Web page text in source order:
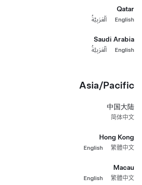
Qatar
English اَلْعَرَبِيَّةُ
Saudi Arabia
English اَلْعَرَبِيَّةُ
Asia/Pacific
中国大陆
简体中文
Hong Kong
繁體中文
English
Macau
繁體中文
English
ומיקרו-אדריכלי ותוך סחיטת המקסימום מביצועי
תזמון וניתוחיים עוצמתיים של העיצוב. כתבו
כדי לאמת פונקציונליות וביצועים. הטמיעו נהגים
באופטימיזציה של ביצועים ויתירות.